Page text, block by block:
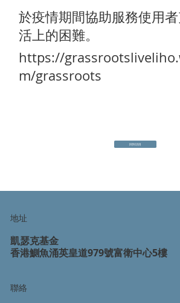
於疫情期間協助服務使用
活上的困難。
回到項目
https://
m/grassroots
地址
凱瑟克基金
香港鰂魚涌英皇道979號富衛中心5樓
聯絡